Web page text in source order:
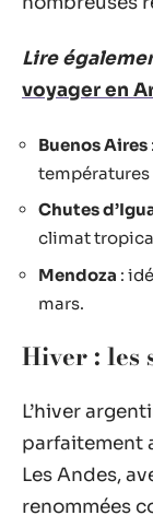
Lire
voyager en
Buenos Aires
températures
Chutes
climat
Mendoza :
mars.
Hiver : les
L’hiver
parfaitement
Les Andes,
renommées